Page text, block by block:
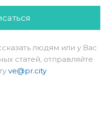
людям или у Вас
статей, отправляйте
ve@pr.city